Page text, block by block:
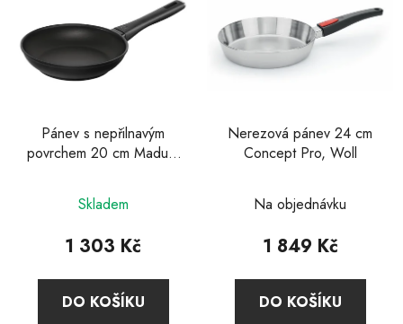
Pánev s nepřilnavým
povrchem 20 cm Madura
Skladem
1 303 Kč
DO KOŠÍKU
Nerezová pánev 24 cm
Concept Pro, Woll
hodnocení
produktu
5,0
z
Na objednávku
1 849 Kč
DO KOŠÍKU